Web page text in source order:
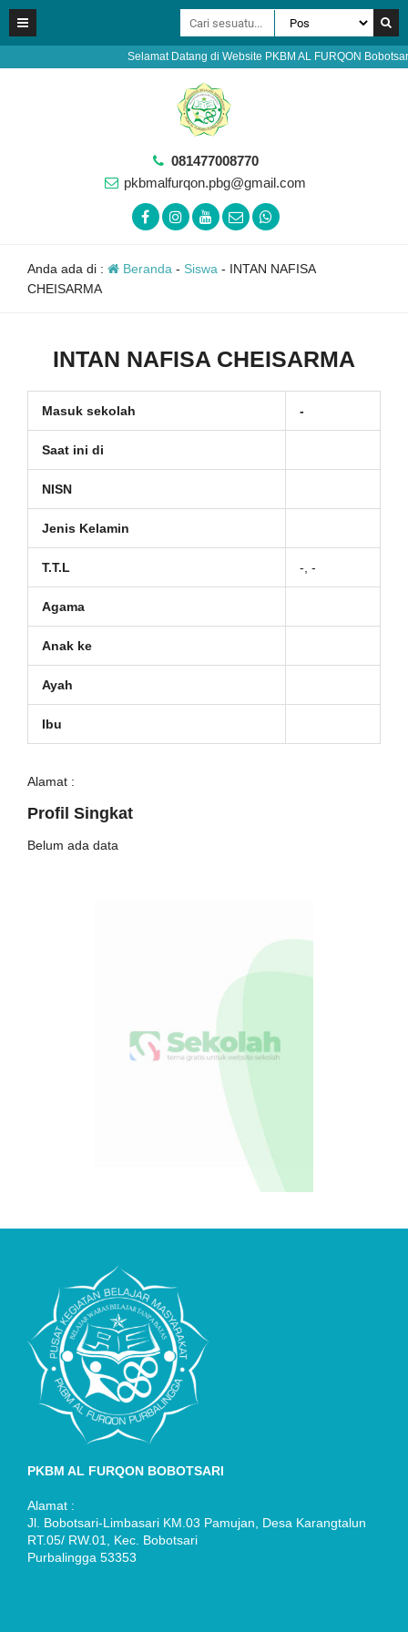
Selamat Datang di Website PKBM AL FURQON
081477008770
pkbmalfurqon.pbg@gmail.com
Anda ada di : Beranda - Siswa - INTAN NAFISA
CHEISARMA
INTAN NAFISA CHEISARMA
Masuk sekolah -
Saat ini di
NISN
Jenis Kelamin
T.T.L -, -
Agama
Anak ke
Ayah
Ibu
Alamat :
Profil Singkat
Belum ada data
PKBM AL FURQON BOBOTSARI
Alamat :
Jl. Bobotsari-Limbasari KM.03 Pamujan, Desa Karangtalun
RT.05/ RW.01, Kec. Bobotsari
Purbalingga 53353